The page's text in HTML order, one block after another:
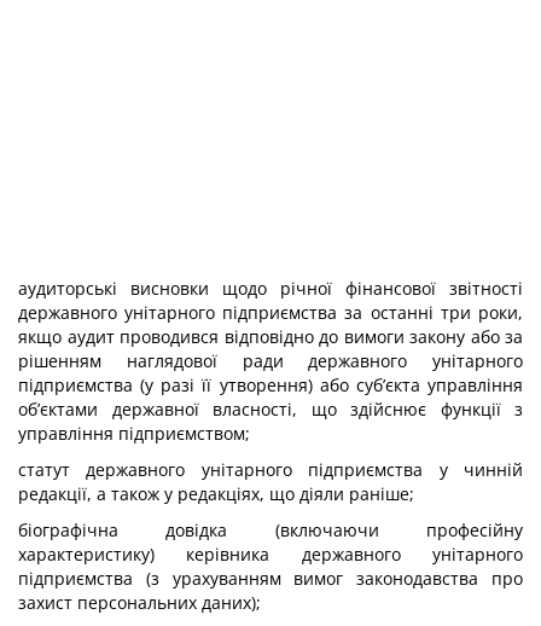
аудиторські висновки щодо річної фінансової звітності
державного унітарного підприємства за останні три роки,
якщо аудит проводився відповідно до вимоги закону або за
рішенням наглядової ради державного унітарного
підприємства (у разі її утворення) або суб’єкта управління
об’єктами державної власності, що здійснює функції з
управління підприємством;
статут державного унітарного підприємства у чинній
редакції, а також у редакціях, що діяли раніше;
біографічна довідка (включаючи професійну
характеристику) керівника державного унітарного
підприємства (з урахуванням вимог законодавства про
захист персональних даних);